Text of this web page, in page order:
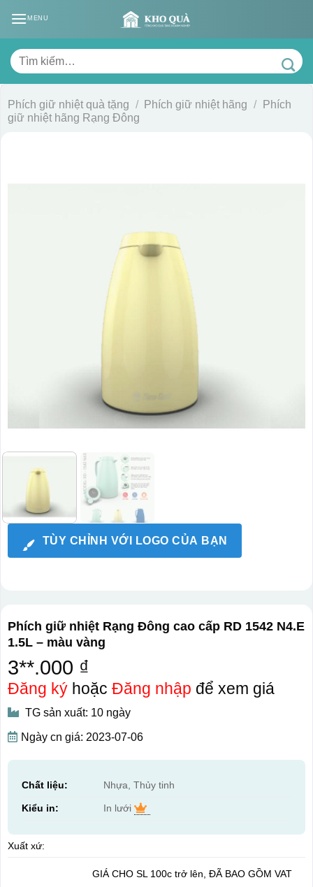
MENU
Tìm
kiếm:
Phích giữ nhiệt quà tặng / Phích giữ nhiệt hãng /
Phích
giữ nhiệt hãng Rạng Đông
TÙY CHỈNH VỚI LOGO CỦA BẠN
Phích giữ nhiệt Rạng Đông cao cấp RD 1542 N4.E
1.5L – màu vàng
3**.000 ₫
Đăng kýhoặc Đăng nhập để xem giá
TG sản xuất: 10 ngày
Ngày cn giá: 2023-07-06
Chất liệu: Nhựa, Thủy tinh
Kiểu in: In lưới
Xuất xứ:
GIÁ CHO SL 100c trở lên, ĐÃ BAO GỒM VAT